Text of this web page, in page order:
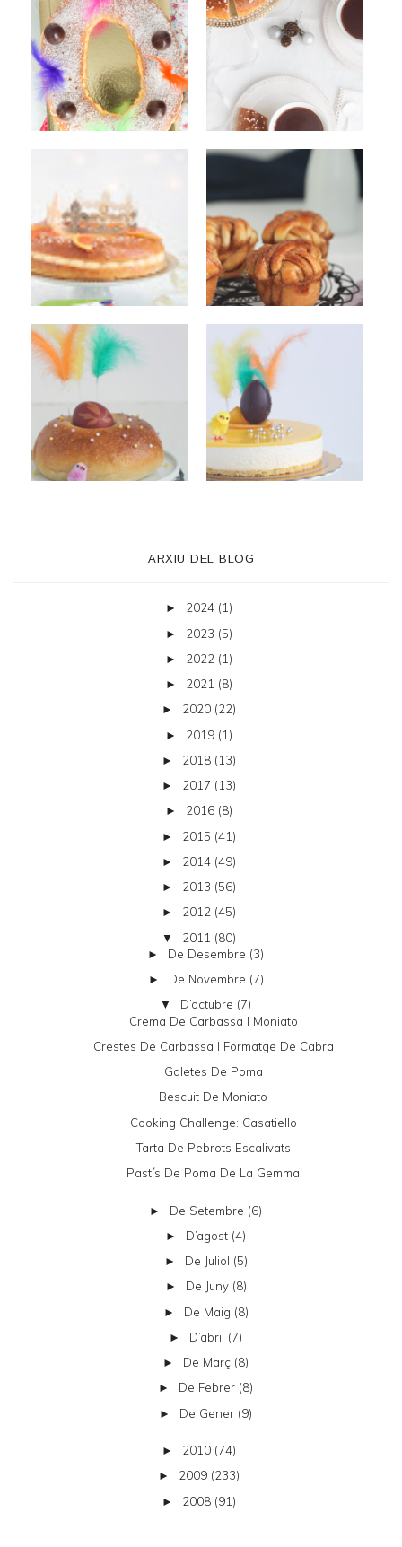
ARXIU DEL BLOG
► 2024 (1)
► 2023 (5)
► 2022 (1)
► 2021 (8)
► 2020 (22)
► 2019 (1)
► 2018 (13)
► 2017 (13)
► 2016 (8)
► 2015 (41)
► 2014 (49)
► 2013 (56)
► 2012 (45)
▼ 2011 (80)
► De Desembre (3)
► De Novembre (7)
▼ D’octubre (7)
Crema De Carbassa I Moniato
Crestes De Carbassa I Formatge De Cabra
Galetes De Poma
Bescuit De Moniato
Cooking Challenge: Casatiello
Tarta De Pebrots Escalivats
Pastís De Poma De La Gemma
► De Setembre (6)
► D’agost (4)
► De Juliol (5)
► De Juny (8)
► De Maig (8)
► D’abril (7)
► De Març (8)
► De Febrer (8)
► De Gener (9)
► 2010 (74)
► 2009 (233)
► 2008 (91)